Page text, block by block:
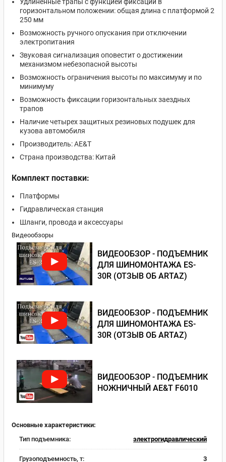
горизонтальном положении: общая длина с платформой 2
250 мм
Возможность ручного опускания при отключении
электропитания
Звуковая сигнализация оповестит о достижении
механизмом небезопасной высоты
Возможность ограничения высоты по максимуму и по
минимуму
Возможность фиксации горизонтальных заездных
трапов
Наличие четырех защитных резиновых подушек для
кузова автомобиля
Производитель: AE&T
Страна производства: Китай
Комплект поставки:
Платформы
Гидравлическая станция
Шланги, провода и аксессуары
Видеообзоры
ВИДЕООБЗОР - ПОДЪЕМНИК
ДЛЯ ШИНОМОНТАЖА ES-
30R (ОТЗЫВ ОБ ARTAZ)
ВИДЕООБЗОР - ПОДЪЕМНИК
ДЛЯ ШИНОМОНТАЖА ES-
30R (ОТЗЫВ ОБ ARTAZ)
ВИДЕООБЗОР - ПОДЪЕМНИК
НОЖНИЧНЫЙ AE&T F6010
Основные характеристики:
Тип подъемника:
электрогидравлический
Грузоподъемность, т: 3